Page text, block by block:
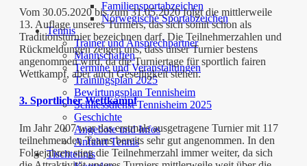
Familiensportabzeichen
Norwegische Sportabzeichen
Tennis
Trainer und Ansprechpartner
Mannschaften
Termine und Veranstaltungen
Trainingsplan 2025
Bewirtungsplan Tennisheim
Schliessdienst Tennisheim 2025
Geschichte
Angebote und Infos
Anfahrt Tennis
Tischtennis
Vom 30.05.2020 bis zum 31.05.2020 folgt die mittlerweile
13. Auflage unseres Turniers, das sich somit schon als
Traditionsturnier bezeichnen darf. Die Teilnehmerzahlen und
Rückmeldungen zeigen uns, dass unser Turnier bestens
angenommen wird, da die Turniertage für sportlich fairen
Wettkampf, aber auch Geselligkeit stehen.
3. Sportlicher Wettkampf
Im Jahr 2007 war das erstmals ausgetragene Turnier mit 117
teilnehmenden Teams bereits sehr gut angenommen. In den
Folgejahren stieg die Teilnehmerzahl immer weiter, da sich